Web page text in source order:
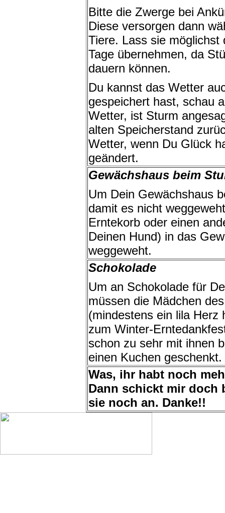
Bitte die Zwerge bei
Diese versorgen dann
Tiere. Lass sie
Tage übernehmen, da
dauern können.
Du kannst das Wetter
gespeichert hast, schau
Wetter, ist Sturm
alten Speicherstand
Wetter, wenn Du Glück
geändert.
Gewächshaus beim
Um Dein Gewächshaus
damit es nicht
Erntekorb oder einen
Deinen Hund) in das
weggeweht.
Schokolade
Um an Schokolade für
müssen die Mädchen
(mindestens ein lila Herz
zum Winter-
schon zu sehr mit ihnen
einen Kuchen geschenkt.
Was, ihr habt noch
Dann schickt mir doch
sie noch an. Danke!!